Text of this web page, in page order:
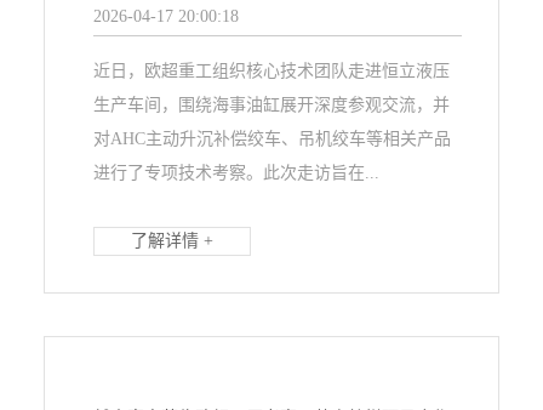
2026-04-17 20:00:18
近日，欧超重工组织核心技术团队走进恒立液压
生产车间，围绕海事油缸展开深度参观交流，并
对AHC主动升沉补偿绞车、吊机绞车等相关产品
进行了专项技术考察。此次走访旨在...
了解详情 +